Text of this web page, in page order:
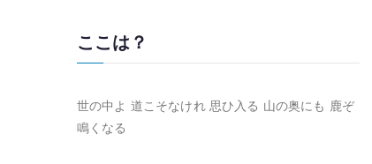
ここは？
世の中よ 道こそなけれ 思ひ入る 山の奥にも 鹿ぞ
鳴くなる